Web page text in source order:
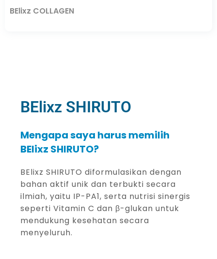
BElixz COLLAGEN
BElixz SHIRUTO
Mengapa saya harus memilih
BElixz SHIRUTO?
BElixz SHIRUTO diformulasikan dengan
bahan aktif unik dan terbukti secara
ilmiah, yaitu IP-PA1, serta nutrisi sinergis
seperti Vitamin C dan β-glukan untuk
mendukung kesehatan secara
menyeluruh.